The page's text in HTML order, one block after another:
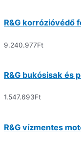
R&G korrózióvédő
9.240.977Ft
R&G bukósisak és
1.547.693Ft
R&G vízmentes